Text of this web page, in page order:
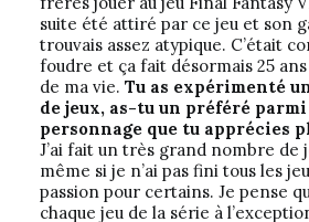
suite été attiré par ce jeu et son
trouvais assez atypique. C’était
foudre et ça fait désormais 25
de ma vie. Tu as expérimenté
de jeux, as-tu un préféré parmi
personnage que tu apprécies
J’ai fait un très grand nombre de
même si je n’ai pas fini tous les
passion pour certains. Je pense
chaque jeu de la série à